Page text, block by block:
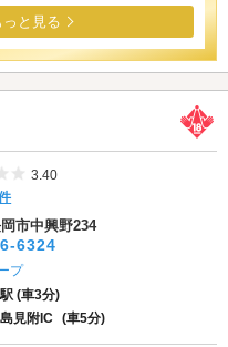
と見る
5つ星のうち3
3.40
市中興野234
6324
プ
(車3分)
見附IC (車5分)